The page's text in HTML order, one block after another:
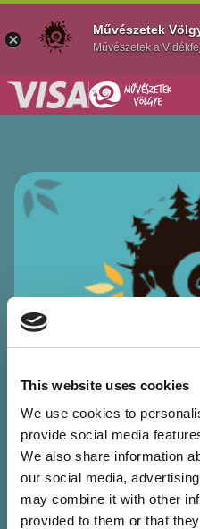
This website uses cookies
We use cookies to
provide social media
We also share information
our social media,
may combine it with other
provided to them or that
Hégli
Előadó
Művészetek
Művészetek a